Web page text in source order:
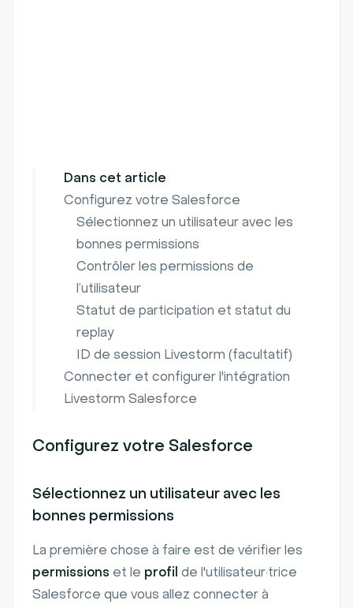
Dans cet article
Configurez votre Salesforce
Sélectionnez un utilisateur avec les
bonnes permissions
Contrôler les permissions de
l’utilisateur
Statut de participation et statut du
replay
ID de session Livestorm (facultatif)
Connecter et configurer l'intégration
Livestorm Salesforce
Configurez votre Salesforce
Sélectionnez un utilisateur avec les
bonnes permissions
La première chose à faire est de vérifier les
permissions et le profil de l'utilisateur·trice
Salesforce que vous allez connecter à